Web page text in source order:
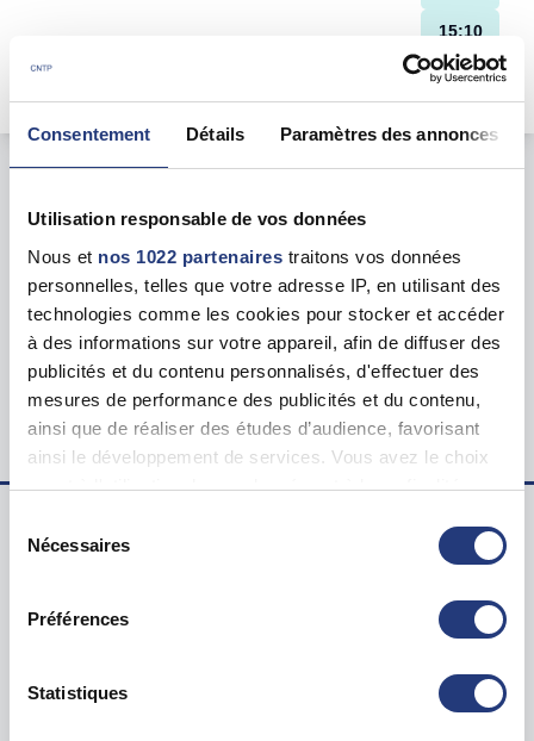
Consentement Détails Paramètres des annonces
Utilisation responsable de vos données
Nous et nos 1022 partenaires traitons vos données
personnelles, telles que votre adresse IP, en utilisant des
technologies comme les cookies pour stocker et accéder
à des informations sur votre appareil, afin de diffuser des
publicités et du contenu personnalisés, d'effectuer des
mesures de performance des publicités et du contenu,
ainsi que de réaliser des études d’audience, favorisant
ainsi le développement de services. Vous avez le choix
quant à l'utilisation de vos données et à leurs finalités.
tout moment en consultant la Déclaration relative aux
cookies ou en cliquant sur l'icône de confidentialité.
Si vous le permettez, nous aimerions également :
géographique qui peuvent être précises à plusieurs
Nécessaires
Préférences
Statistiques
Tarif
120.00 €
Lieu du test psychotechnique
5 Quai Marcel Dassault, 92150 Suresnes
15:10
15:45